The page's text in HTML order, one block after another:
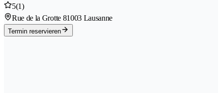
5(1)
Rue de la Grotte 81003 Lausanne
Termin reservieren